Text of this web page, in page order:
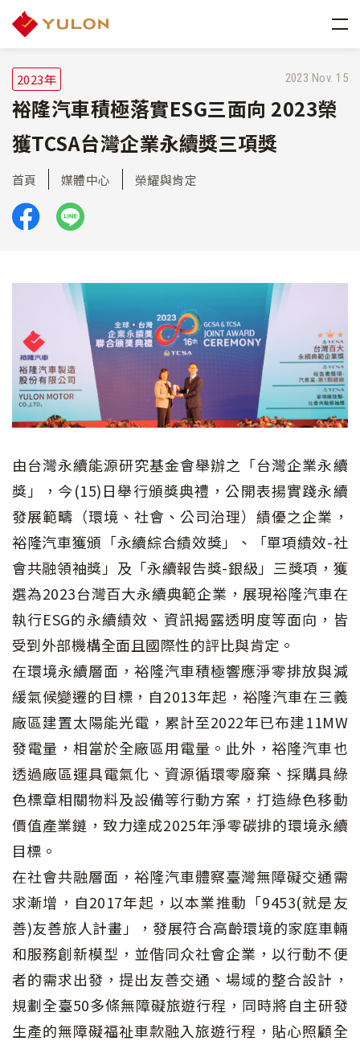
2023年 2023 Nov. 15
裕隆汽車積極落實ESG三面向 2023榮
獲TCSA台灣企業永續獎三項獎
首頁 媒體中心 榮耀與肯定
由台灣永續能源研究基金會舉辦之「台灣企業永續
獎」，今(15)日舉行頒獎典禮，公開表揚實踐永續
發展範疇（環境、社會、公司治理）績優之企業，
裕隆汽車獲頒「永續綜合績效獎」、「單項績效-社
會共融領袖獎」及「永續報告獎-銀級」三獎項，獲
選為2023台灣百大永續典範企業，展現裕隆汽車在
執行ESG的永續績效、資訊揭露透明度等面向，皆
受到外部機構全面且國際性的評比與肯定。
在環境永續層面，裕隆汽車積極響應淨零排放與減
緩氣候變遷的目標，自2013年起，裕隆汽車在三義
廠區建置太陽能光電，累計至2022年已布建11MW
發電量，相當於全廠區用電量。此外，裕隆汽車也
透過廠區運具電氣化、資源循環零廢棄、採購具綠
色標章相關物料及設備等行動方案，打造綠色移動
價值產業鏈，致力達成2025年淨零碳排的環境永續
目標。
在社會共融層面，裕隆汽車體察臺灣無障礙交通需
求漸增，自2017年起，以本業推動「9453(就是友
善)友善旅人計畫」，發展符合高齡環境的家庭車輛
和服務創新模型，並偕同众社會企業，以行動不便
者的需求出發，提出友善交通、場域的整合設計，
規劃全臺50多條無障礙旅遊行程，同時將自主研發
生產的無障礙福祉車款融入旅遊行程，貼心照顧全